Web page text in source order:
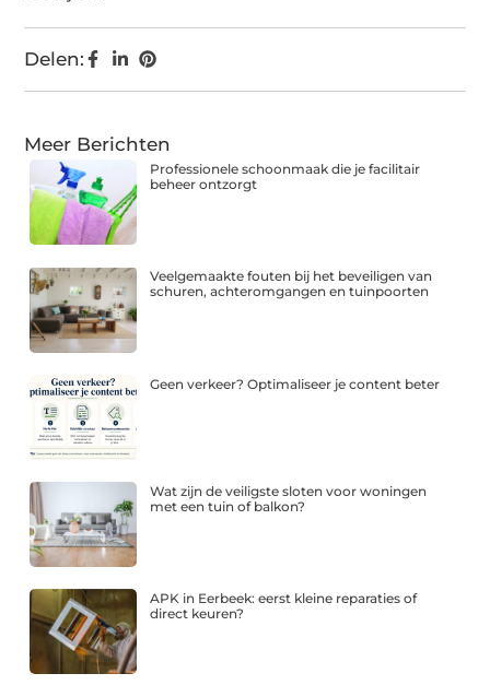
Delen:
Meer Berichten
Professionele schoonmaak die je facilitair
beheer ontzorgt
Veelgemaakte fouten bij het beveiligen van
schuren, achteromgangen en tuinpoorten
Geen verkeer? Optimaliseer je content beter
Wat zijn de veiligste sloten voor woningen
met een tuin of balkon?
APK in Eerbeek: eerst kleine reparaties of
direct keuren?